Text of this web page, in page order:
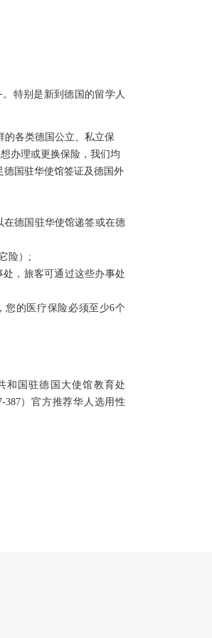
特别是新到德国的留学人
的各类德国公立、私立保
办理或更换保险，我们均
德国驻华使馆签证及德国外
德国驻华使馆递签或在德
险）;
，旅客可通过这些办事处
您的医疗保险必须至少6个
和国驻德国大使馆教育处
387）官方推荐华人选用性